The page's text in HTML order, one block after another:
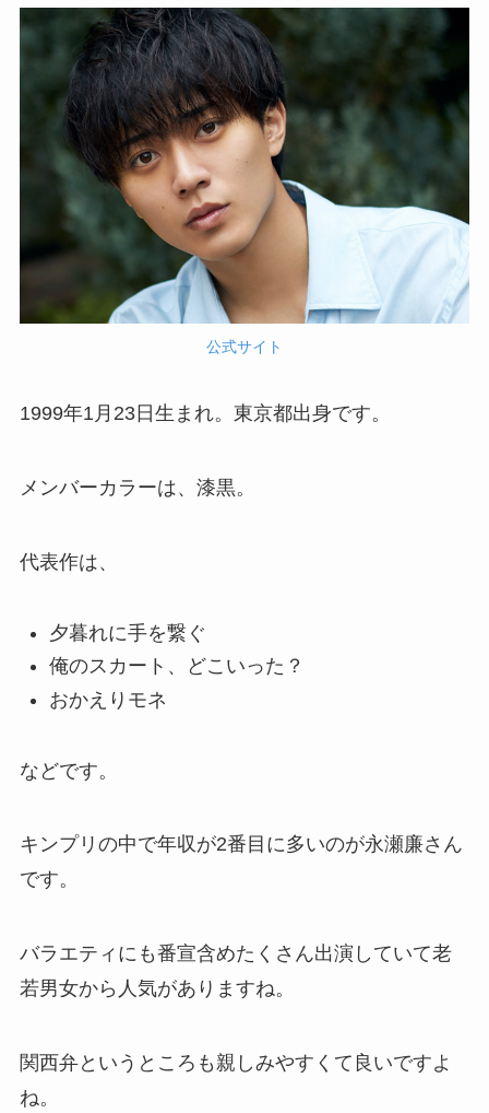
公式サイト
1999年1月23日生まれ。東京都出身です。
メンバーカラーは、漆黒。
代表作は、
夕暮れに手を繋ぐ
俺のスカート、どこいった？
おかえりモネ
などです。
キンプリの中で年収が2番目に多いのが永瀬廉さん
です。
バラエティにも番宣含めたくさん出演していて老
若男女から人気がありますね。
関西弁というところも親しみやすくて良いですよ
ね。